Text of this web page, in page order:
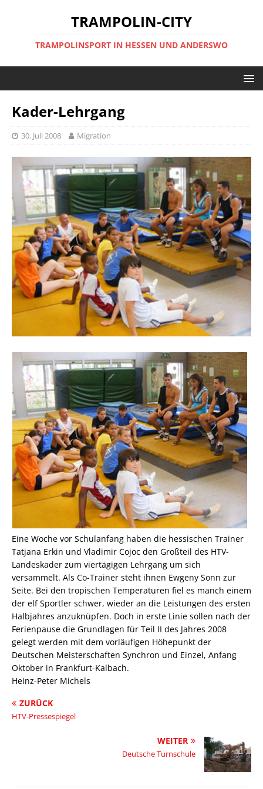
TRAMPOLIN-CITY
TRAMPOLINSPORT IN HESSEN UND ANDERSWO
Kader-Lehrgang
30. Juli 2008 Migration
Eine Woche vor Schulanfang haben die hessischen Trainer
Tatjana Erkin und Vladimir Cojoc den Großteil des HTV-
Landeskader zum viertägigen Lehrgang um sich
versammelt. Als Co-Trainer steht ihnen Ewgeny Sonn zur
Seite. Bei den tropischen Temperaturen fiel es manch einem
der elf Sportler schwer, wieder an die Leistungen des ersten
Halbjahres anzuknüpfen. Doch in erste Linie sollen nach der
Ferienpause die Grundlagen für Teil II des Jahres 2008
gelegt werden mit dem vorläufigen Höhepunkt der
Deutschen Meisterschaften Synchron und Einzel, Anfang
Oktober in Frankfurt-Kalbach.
Heinz-Peter Michels
ZURÜCK
HTV-Pressespiegel
WEITER
Deutsche Turnschule